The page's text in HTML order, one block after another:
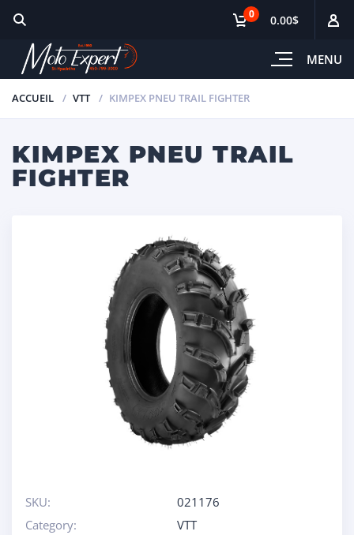
MENU
0 0.00$
ACCUEIL VTT KIMPEX PNEU TRAIL FIGHTER
KIMPEX PNEU TRAIL
FIGHTER
SKU:
021176
Category:
VTT